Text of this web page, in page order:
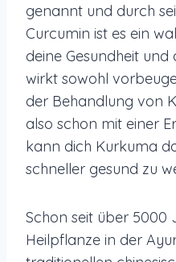
genannt und durch
Curcumin ist es ein
deine Gesundheit und
wirkt sowohl
der Behandlung von
also schon mit einer
kann dich Kurkuma
schneller gesund zu
Schon seit über 5000
Heilpflanze in der